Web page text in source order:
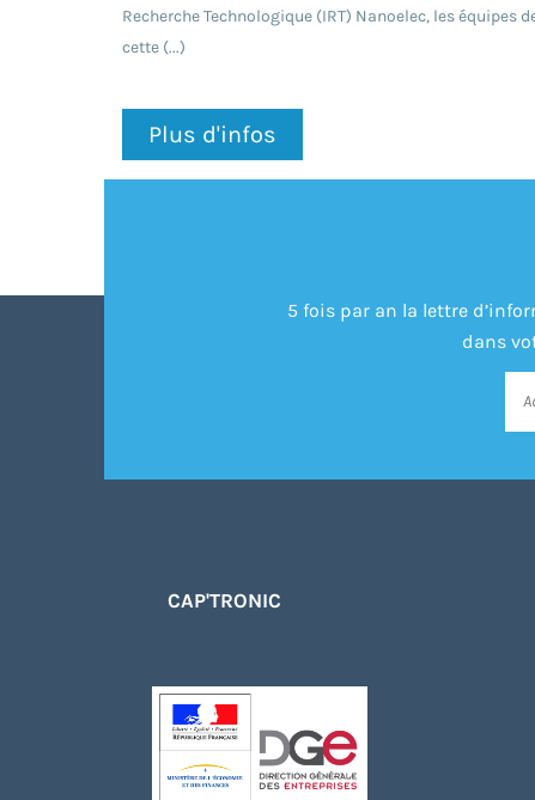
Recherche Technologique (IRT) Nanoelec, les
cette (...)
Plus d'infos
5 fois par an la lettre
dans
CAP'TRONIC